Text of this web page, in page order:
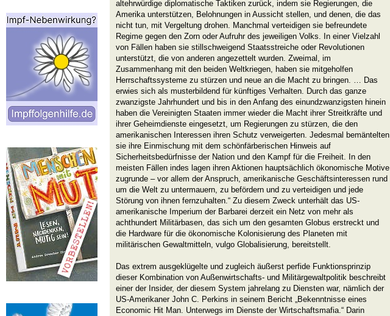
altehrwürdige diplomatische Taktiken zurück, indem sie Regierungen, die
Amerika unterstützen, Belohnungen in Aussicht stellen, und denen, die das
nicht tun, mit Vergeltung drohen. Manchmal verteidigen sie befreundete
Regime gegen den Zorn oder Aufruhr des jeweiligen Volks. In einer Vielzahl
von Fällen haben sie stillschweigend Staatsstreiche oder Revolutionen
unterstützt, die von anderen angezettelt wurden. Zweimal, im
Zusammenhang mit den beiden Weltkriegen, haben sie mitgeholfen
Herrschaftssysteme zu stürzen und neue an die Macht zu bringen. … Das
erwies sich als musterbildend für künftiges Verhalten. Durch das ganze
zwanzigste Jahrhundert und bis in den Anfang des einundzwanzigsten hinein
haben die Vereinigten Staaten immer wieder die Macht ihrer Streitkräfte und
ihrer Geheimdienste eingesetzt, um Regierungen zu stürzen, die den
amerikanischen Interessen ihren Schutz verweigerten. Jedesmal bemäntelten
sie ihre Einmischung mit dem schönfärberischen Hinweis auf
Sicherheitsbedürfnisse der Nation und den Kampf für die Freiheit. In den
meisten Fällen indes lagen ihren Aktionen hauptsächlich ökonomische Motive
zugrunde – vor allem der Anspruch, amerikanische Geschäftsinteressen rund
um die Welt zu untermauern, zu befördern und zu verteidigen und jede
Störung von ihnen fernzuhalten.“ Zu diesem Zweck unterhält das US-
amerikanische Imperium der Barbarei derzeit ein Netz von mehr als
achthundert Militärbasen, das sich um den gesamten Globus erstreckt und
die Hardware für die ökonomische Kolonisierung des Planeten mit
militärischen Gewaltmitteln, vulgo Globalisierung, bereitstellt.
Das extrem ausgeklügelte und zugleich äußerst perfide Funktionsprinzip
dieser Kombination von Außenwirtschafts- und Militärgewaltpolitik beschreibt
einer der Insider, der diesem System jahrelang zu Diensten war, nämlich der
US-Amerikaner John C. Perkins in seinem Bericht „Bekenntnisse eines
Economic Hit Man. Unterwegs im Dienste der Wirtschaftsmafia.“ Darin